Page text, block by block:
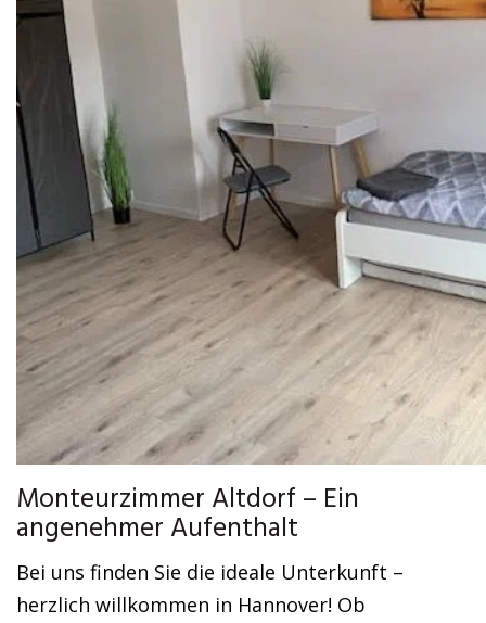
Monteurzimmer Altdorf – Ein
angenehmer Aufenthalt
Bei uns finden Sie die ideale Unterkunft –
herzlich willkommen in Hannover! Ob